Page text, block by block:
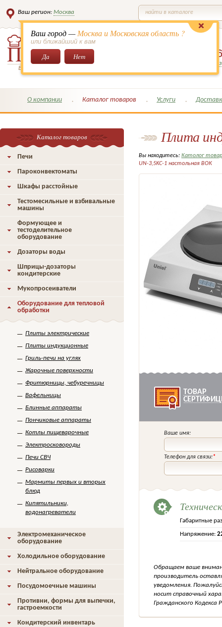
Ваш регион: Москва
Ваш город —Москва и Московская область ?
или ближайший к вам
Да Нет
найти в каталоге
Всё для кондитеров и поваров!
649-
Заказать обратный
О компании Каталог товаров Услуги
Плита
Вы находитесь: Католог
UN-3,5KC-1 настольная ВОК
ТОВАР
Ваше имя:
Телефон для связи:*
Габаритные
Напряжение:
Обращаем ваше
производитель
уведомления.
носит справочный
Гражданского Кодекса
Каталог товаров
Печи
Пароконвектоматы
Шкафы расстойные
Тестомесильные и взбивальные
машины
Формующее и
тестоделительное
оборудование
Дозаторы воды
Шприцы-дозаторы
кондитерские
Мукопросеиватели
Оборудование для тепловой
обработки
Плиты электрические
Плиты индукционные
Гриль-печи на углях
Жарочные поверхности
Фритюрницы, чебуречницы
Вафельницы
Блинные аппараты
Пончиковые аппараты
Котлы пищеварочные
Электросковороды
Печи СВЧ
Рисоварки
Мармиты первых и вторых
блюд
Кипятильники,
водонагреватели
Электромеханическое
оборудование
Холодильное оборудование
Нейтральное оборудование
Посудомоечные машины
Противни, формы для выпечки,
гастроемкости
Кондитерский инвентарь